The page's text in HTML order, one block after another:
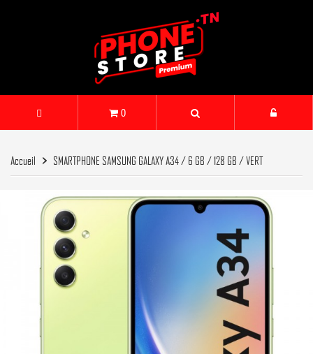
0
Accueil SMARTPHONE SAMSUNG GALAXY A34 / 6 GB / 128 GB / VERT